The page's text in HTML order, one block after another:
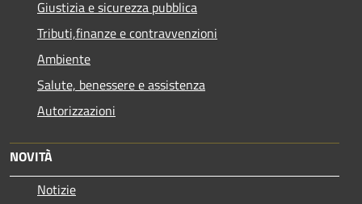
Giustizia e sicurezza pubblica
Tributi,finanze e contravvenzioni
Ambiente
Salute, benessere e assistenza
Autorizzazioni
NOVITÀ
Notizie